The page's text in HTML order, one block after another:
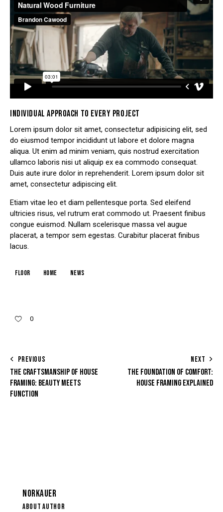
INDIVIDUAL APPROACH TO EVERY PROJECT
Lorem ipsum dolor sit amet, consectetur adipisicing elit, sed
do eiusmod tempor incididunt ut labore et dolore magna
aliqua. Ut enim ad minim veniam, quis nostrud exercitation
ullamco laboris nisi ut aliquip ex ea commodo consequat.
Duis aute irure dolor in reprehenderit. Lorem ipsum dolor sit
amet, consectetur adipiscing elit.
Etiam vitae leo et diam pellentesque porta. Sed eleifend
ultricies risus, vel rutrum erat commodo ut. Praesent finibus
congue euismod. Nullam scelerisque massa vel augue
placerat, a tempor sem egestas. Curabitur placerat finibus
lacus.
floor home news
0
PREVIOUS
THE CRAFTSMANSHIP OF HOUSE
FRAMING: BEAUTY MEETS
FUNCTION
NEXT
THE FOUNDATION OF COMFORT:
HOUSE FRAMING EXPLAINED
NORKAUER
ABOUT AUTHOR